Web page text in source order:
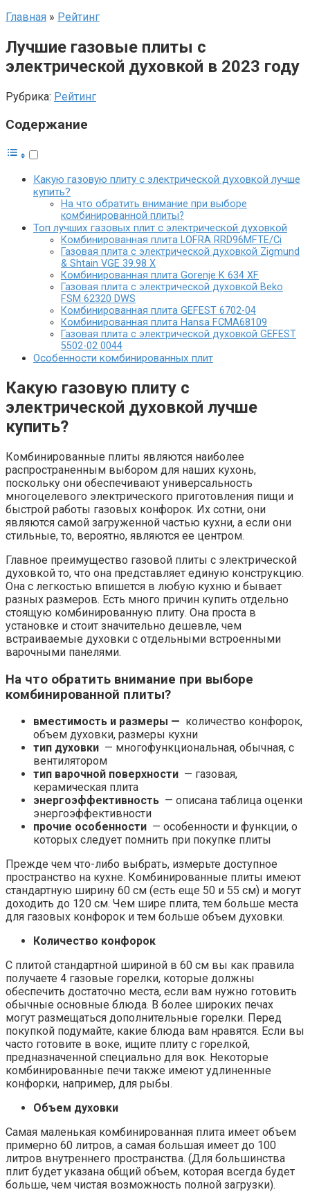
Главная » Рейтинг
Лучшие газовые плиты с
электрической духовкой в 2023 году
Рубрика: Рейтинг
Содержание
Какую газовую плиту с электрической духовкой лучше
купить?
На что обратить внимание при выборе
комбинированной плиты?
Топ лучших газовых плит с электрической духовкой
Комбинированная плита LOFRA RRD96MFTE/Ci
Газовая плита с электрической духовкой Zigmund
& Shtain VGE 39.98 X
Комбинированная плита Gorenje K 634 XF
Газовая плита с электрической духовкой Beko
FSM 62320 DWS
Комбинированная плита GEFEST 6702-04
Комбинированная плита Hansa FCMA68109
Газовая плита с электрической духовкой GEFEST
5502-02 0044
Особенности комбинированных плит
Какую газовую плиту с
электрической духовкой лучше
купить?
Комбинированные плиты являются наиболее
распространенным выбором для наших кухонь,
поскольку они обеспечивают универсальность
многоцелевого электрического приготовления пищи и
быстрой работы газовых конфорок. Их сотни, они
являются самой загруженной частью кухни, а если они
стильные, то, вероятно, являются ее центром.
Главное преимущество газовой плиты с электрической
духовкой то, что она представляет единую конструкцию.
Она с легкостью впишется в любую кухню и бывает
разных размеров. Есть много причин купить отдельно
стоящую комбинированную плиту. Она проста в
установке и стоит значительно дешевле, чем
встраиваемые духовки с отдельными встроенными
варочными панелями.
На что обратить внимание при выборе
комбинированной плиты?
вместимость и размеры — количество конфорок,
объем духовки, размеры кухни
тип духовки — многофункциональная, обычная, с
вентилятором
тип варочной поверхности — газовая,
керамическая плита
энергоэффективность — описана таблица оценки
энергоэффективности
прочие особенности — особенности и функции, о
которых следует помнить при покупке плиты
Прежде чем что-либо выбрать, измерьте доступное
пространство на кухне. Комбинированные плиты имеют
стандартную ширину 60 см (есть еще 50 и 55 см) и могут
доходить до 120 см. Чем шире плита, тем больше места
для газовых конфорок и тем больше объем духовки.
Количество конфорок
С плитой стандартной шириной в 60 см вы как правила
получаете 4 газовые горелки, которые должны
обеспечить достаточно места, если вам нужно готовить
обычные основные блюда. В более широких печах
могут размещаться дополнительные горелки. Перед
покупкой подумайте, какие блюда вам нравятся. Если вы
часто готовите в воке, ищите плиту с горелкой,
предназначенной специально для вок. Некоторые
комбинированные печи также имеют удлиненные
конфорки, например, для рыбы.
Объем духовки
Самая маленькая комбинированная плита имеет объем
примерно 60 литров, а самая большая имеет до 100
литров внутреннего пространства. (Для большинства
плит будет указана общий объем, которая всегда будет
больше, чем чистая возможность полной загрузки).